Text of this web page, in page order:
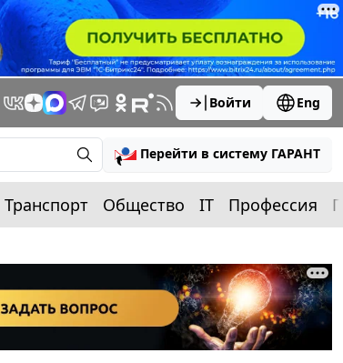
Войти Eng
Перейти в систему ГАРАНТ
Транспорт Общество IT Профессия